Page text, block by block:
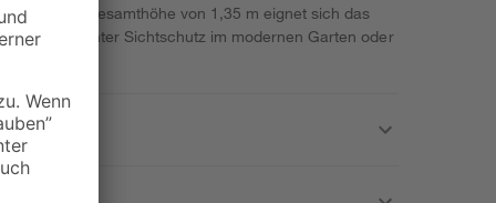
Mit einer Gesamthöhe von 1,35 m eignet sich das
begrünter Sichtschutz im modernen Garten oder